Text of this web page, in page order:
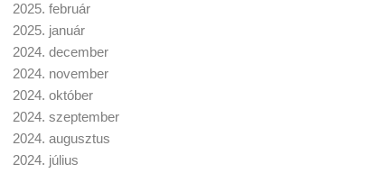
2025. február
2025. január
2024. december
2024. november
2024. október
2024. szeptember
2024. augusztus
2024. július